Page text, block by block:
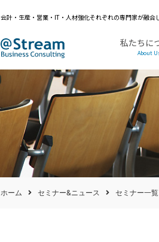
会計・生産・営業・IT・人材強化それぞれの専門家が融合
私たちに
About
ホーム セミナー&ニュース セミナー一覧